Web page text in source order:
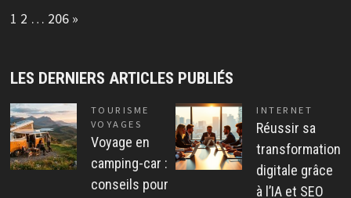
Page:
1 2 … 206 Next
»
LES DERNIERS ARTICLES PUBLIÉS
TOURISME
VOYAGES
Voyage en
camping-car :
conseils pour
INTERNET
Réussir sa
transformation
digitale grâce
à l’IA et SEO